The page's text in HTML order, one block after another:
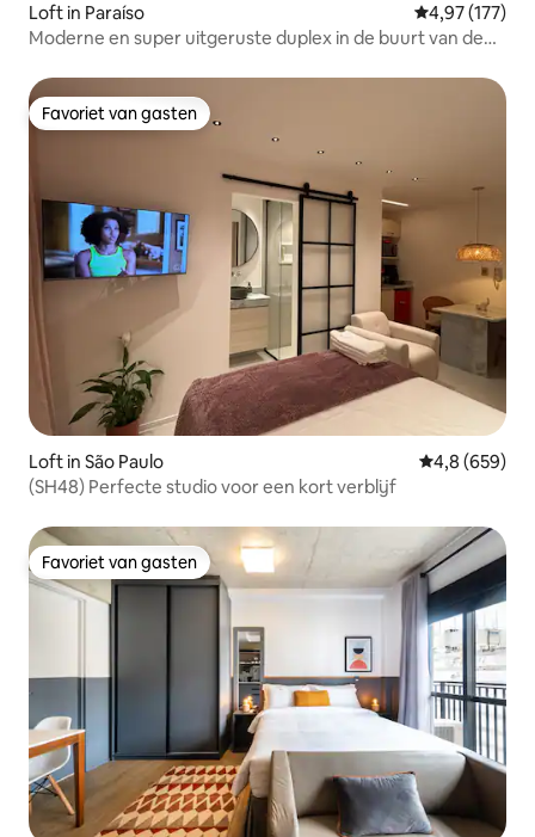
Loft in Paraíso Gemiddelde
4,97 (177)
Moderne en super uitgeruste duplex in de buurt van de
Favoriet van gasten
Favoriet van gasten
Loft in São Paulo Gemiddelde
4,8 (659)
(SH48) Perfecte studio voor een kort verblijf
Favoriet van gasten
Favoriet van gasten